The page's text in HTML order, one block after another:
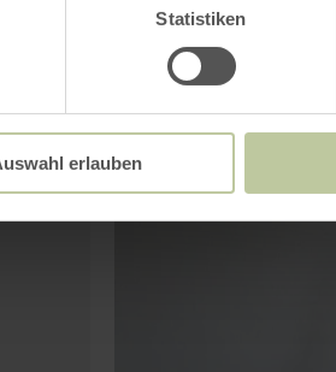
Statistiken
erlauben
Büros und eine
WEITERE INFOS